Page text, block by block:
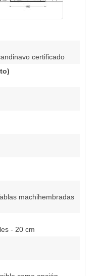
certificado
machihembradas
- 20 cm